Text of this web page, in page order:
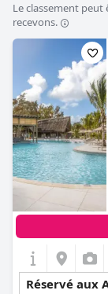
Le classement
recevons.
Réservé aux